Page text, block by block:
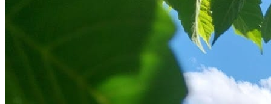
d'animaux "PATTE BLANCHE" est un professionnel du
service canin situé à Montauban. Noté 5/5 ⭐⭐⭐⭐⭐ sur